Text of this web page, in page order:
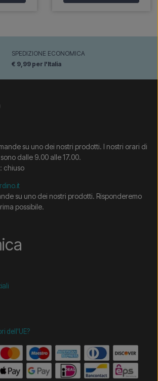
SPEDIZIONE ECONOMICA
€ 9,99 per l'Italia
su uno dei nostri prodotti. I nostri orari di
dalle 9.00 alle 17.00.
chiuso
su uno dei nostri prodotti. Risponderemo
possibile.
dell'UE?